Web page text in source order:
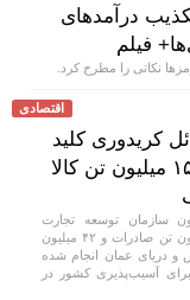
درآمدهای
فیلم
نکاتی را مطرح کرد.
اقتصادی
کریدوری کلید
خورد/صادرات ۱۵۵ میلیون تن کالا
سازمان توسعه تجارت
گفت:از مجموع ۱۵۵ میلیون تن صادرات و ۴۲ میلیون
و دریای عمان انجام شده
آسیب‌پذیری کشور در